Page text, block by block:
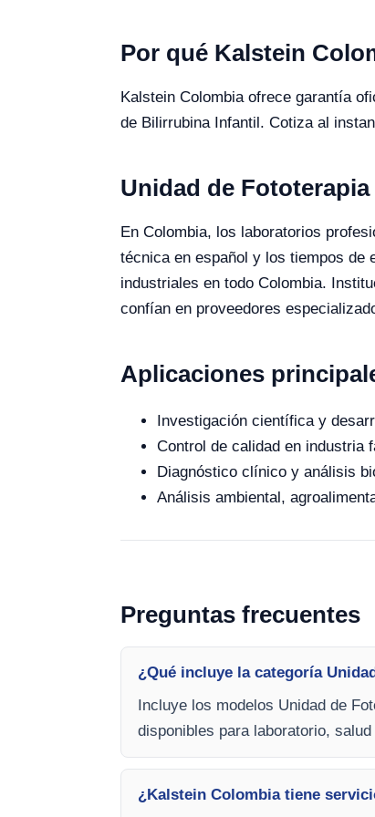
Por qué Kalstein
Kalstein Colombia ofrece garantía
de Bilirrubina Infantil. Cotiza al
Unidad de
En Colombia, los laboratorios
técnica en español y los tiempos de
industriales en todo Colombia.
confían en proveedores
Aplicaciones
Investigación científica y
Control de calidad en industria
Diagnóstico clínico y análisis
Análisis ambiental,
Preguntas frecuentes
¿Qué incluye la categoría
Incluye los modelos Unidad de
disponibles para laboratorio,
¿Kalstein Colombia tiene